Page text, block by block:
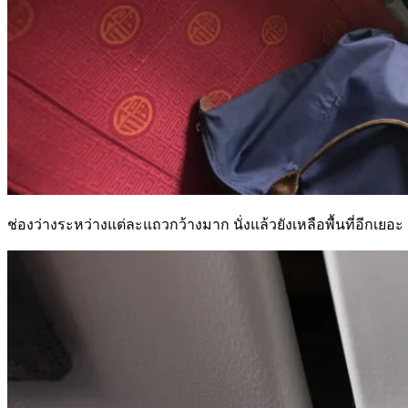
ช่องว่างระหว่างแต่ละแถวกว้างมาก นั่งแล้วยังเหลือพื้นที่อีกเยอะ